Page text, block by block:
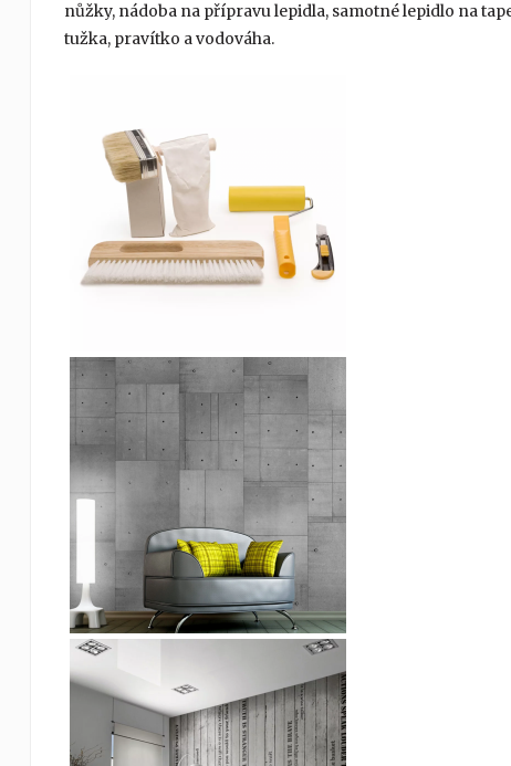
nůžky, nádoba na přípravu lepidla, samotné lepidlo na
tužka, pravítko a vodováha.